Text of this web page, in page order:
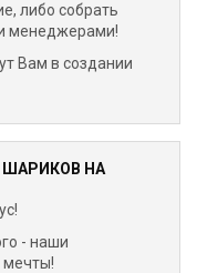
либо собрать
менеджерами!
Вам в создании
НА
- наши
мечты!